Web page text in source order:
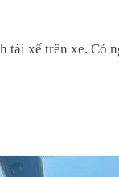
xế trên xe. Có